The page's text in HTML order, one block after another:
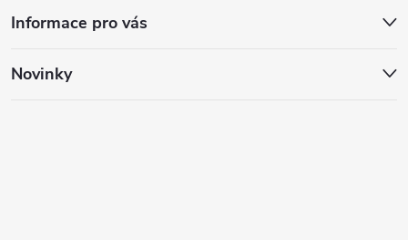
Informace pro vás
Novinky